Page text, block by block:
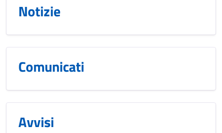
Notizie
Comunicati
Avvisi